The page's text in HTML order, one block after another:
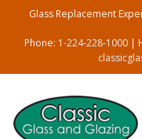
Glass Replacement
Phone: 1-224-228-1000 |